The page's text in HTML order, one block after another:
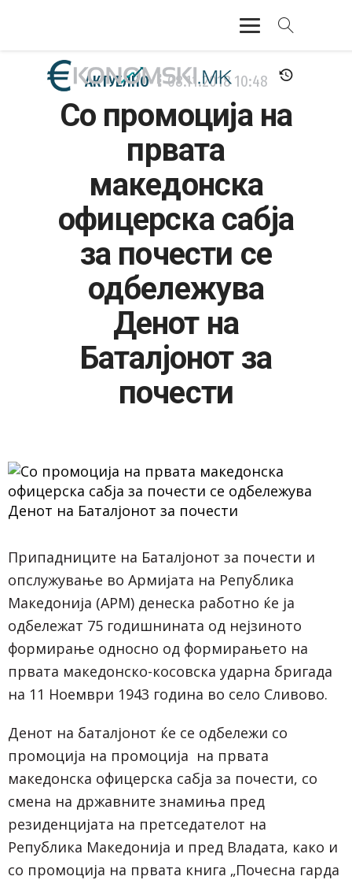
АКТУЕЛНО
ЕКОНОМИЈА
БАНКАРСТВО
ЖИВОТ
АКТУЕЛНО 08.11.201810:48
Со промоција на
првата
македонска
офицерска сабја
за почести се
одбележува
Денот на
Баталјонот за
почести
Припадниците на Баталјонот за почести и
опслужување во Армијата на Република
Македонија (АРМ) денеска работно ќе ја
одбележат 75 годишнината од нејзиното
формирање односно од формирањето на
првата македонско-косовска ударна бригада
на 11 Ноември 1943 година во село Сливово.
Денот на баталјонот ќе се одбележи со
промоција на промоција на првата
македонска офицерска сабја за почести, со
смена на државните знамиња пред
резиденцијата на претседателот на
Република Македонија и пред Владата, како и
со промоција на првата книга „Почесна гарда